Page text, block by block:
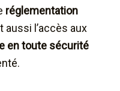
réglementation
aussi l’accès aux
en toute sécurité